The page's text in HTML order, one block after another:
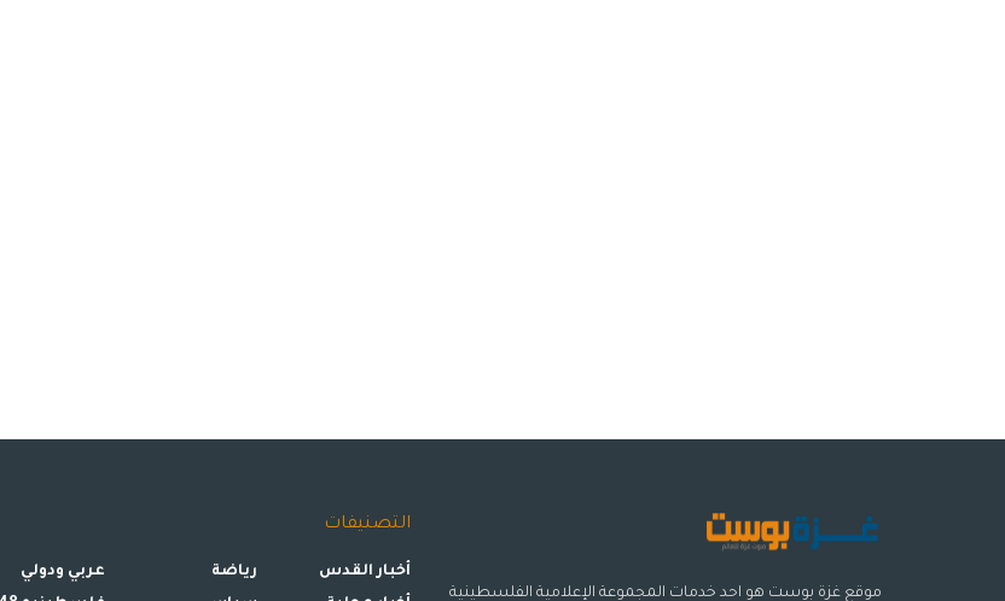
موقع غزة بوست هو احد خدمات المجموعة الإعلامية الفلسطينية
التصنيفات
أخبار القدس
رياضة
عربي ودولي